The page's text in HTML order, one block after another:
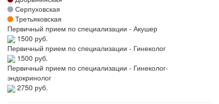
Серпуховская
Третьяковская
Первичный прием по специализации - Акушер
1500 руб.
Первичный прием по специализации - Гинеколог
1500 руб.
Первичный прием по специализации - Гинеколог-
эндокринолог
2750 руб.